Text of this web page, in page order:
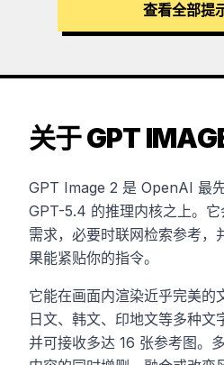
查看全部提
关于 GPT
GPT Image 2 是 OpenAI 最
GPT-5.4 的推理内核之上。
需求，必要时联网检索参考，
果能紧贴你的指令。
它能在画面内渲染近乎完美的
日文、韩文、印地文等多种文
并可接收多达 16 张参考图。